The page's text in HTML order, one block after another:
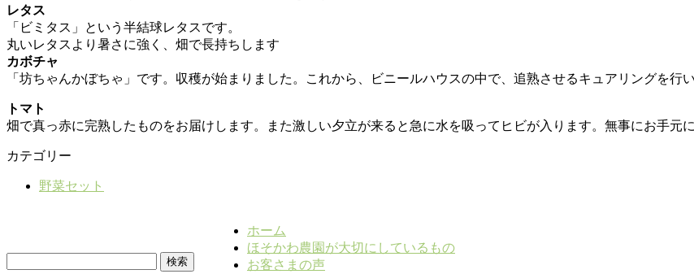
レタス
「ビミタス」という半結球レタスです。
丸いレタスより暑さに強く、畑で長持ちします
カボチャ
「坊ちゃんかぼちゃ」です。収穫が始まりました。これから、ビニールハウスの中で、追熟させるキュアリングを行
トマト
畑で真っ赤に完熟したものをお届けします。また激しい夕立が来ると急に水を吸ってヒビが入ります。無事にお手元
カテゴリー
野菜セット
ホーム
ほそかわ農園が大切にしているもの
お客さまの声